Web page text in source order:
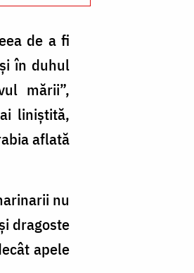
de a fi
în duhul
mării”,
liniștită,
aflată
nu
dragoste
apele